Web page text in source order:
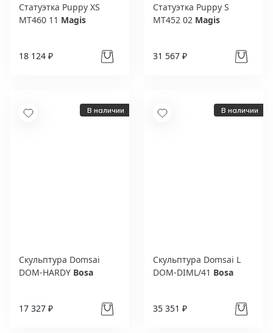
Статуэтка Puppy XS
MT460 11 Magis
18 124 ₽
Статуэтка Puppy S
MT452 02 Magis
31 567 ₽
В наличии
Скульптура Domsai
DOM-HARDY Bosa
17 327 ₽
В наличии
Скульптура Domsai L
DOM-DIML/41 Bosa
35 351 ₽